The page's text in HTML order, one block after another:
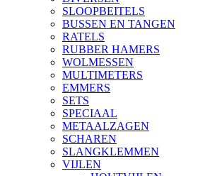
SLOOPBEITELS
BUSSEN EN TANGEN
RATELS
RUBBER HAMERS
WOLMESSEN
MULTIMETERS
EMMERS
SETS
SPECIAAL
METAALZAGEN
SCHAREN
SLANGKLEMMEN
VIJLEN